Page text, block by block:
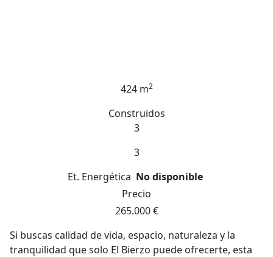
424 m2
Construidos
3
3
Et. Energética No disponible
Precio
265.000 €
Si buscas calidad de vida, espacio, naturaleza y la
tranquilidad que solo El Bierzo puede ofrecerte, esta